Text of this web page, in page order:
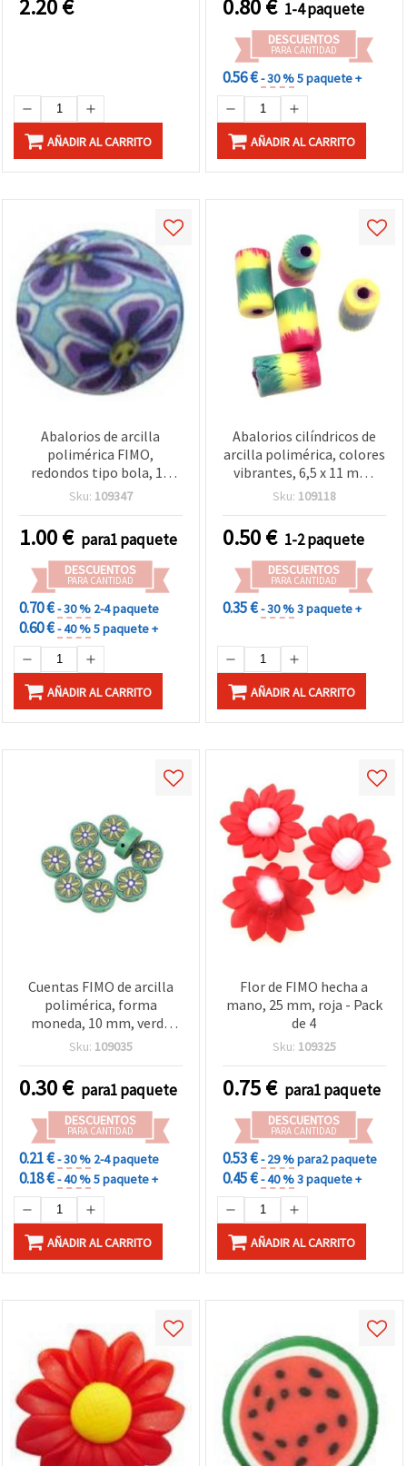
2.20€
AÑADIR AL CARRITO
0.80€ 1-4 paquete
DESCUENTOS
PARA CANTIDAD
0.56 €- 30 %5 paquete +
AÑADIR AL CARRITO
Abalorios de arcilla
polimérica FIMO,
redondos tipo bola, 18
mm, agujero 2 mm, 10 uds
Sku: 109347
1.00€ para1 paquete
DESCUENTOS
PARA CANTIDAD
0.70 €- 30 % 2-4 paquete
0.60 €- 40 %5 paquete +
AÑADIR AL CARRITO
Abalorios cilíndricos de
arcilla polimérica, colores
vibrantes, 6,5 x 11 mm,
Modelo 26 - 20 unidades,
bisutería
Sku: 109118
0.50€ 1-2 paquete
DESCUENTOS
PARA CANTIDAD
0.35 €- 30 %3 paquete +
AÑADIR AL CARRITO
Cuentas FIMO de arcilla
polimérica, forma
moneda, 10 mm, verde
con motivo floral, con
diseño N.º 35 – 10 uds
Sku: 109035
0.30€ para1 paquete
DESCUENTOS
PARA CANTIDAD
0.21 €- 30 % 2-4 paquete
0.18 €- 40 %5 paquete +
AÑADIR AL CARRITO
Flor de FIMO hecha a
mano, 25 mm, roja - Pack
de 4
Sku: 109325
0.75€ para1 paquete
DESCUENTOS
PARA CANTIDAD
0.53 €- 29 %para2 paquete
0.45 €- 40 %3 paquete +
AÑADIR AL CARRITO